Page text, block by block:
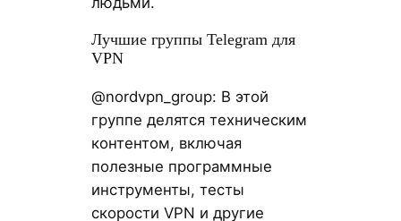
Лучшие группы Telegram для
VPN
@nordvpn_group: В этой
группе делятся техническим
контентом, включая
полезные программные
инструменты, тесты
скорости VPN и другие